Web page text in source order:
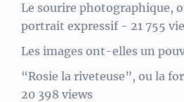
Le sourire photographique,
portrait expressif- 21 755
Les images ont-elles un
“Rosie la riveteuse”, ou la
20 398 views